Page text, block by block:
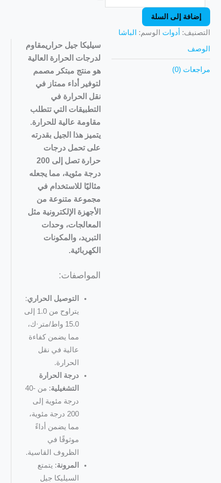
إضافة إلى السلة
التصنيف:
أدوات الوسم: الباشا
الوصف
مراجعات (0)
سيليكا جيل حراريمقاوم
لدرجات الحرارة العالية
هو منتج مبتكر مصمم
لتوفير أداء ممتاز في
نقل الحرارة في
التطبيقات التي تتطلب
مقاومة عالية للحرارة.
يتميز هذا الجيل بقدرته
على تحمل درجات
حرارة تصل إلى 200
درجة مئوية، مما يجعله
مثاليًا للاستخدام في
مجموعة متنوعة من
الأجهزة الإلكترونية مثل
المعالجات، وحدات
التبريد، والمكونات
الكهربائية.
المواصفات:
التوصيل الحراري:
يتراوح من 1.0 إلى
15.0 واط/متر·ك،
مما يضمن كفاءة
عالية في نقل
الحرارة.
درجة الحرارة
التشغيلية
: من -40
درجة مئوية إلى
200 درجة مئوية،
مما يضمن أداءً
موثوقًا في
الظروف القاسية.
المرونة: يتمتع
السيليكا جيل